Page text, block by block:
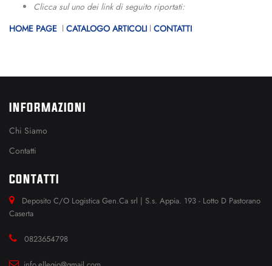
Clicca sul uno dei link di seguito riportati:
HOME PAGE l CATALOGO ARTICOLI l CONTATTI
INFORMAZIONI
Chi Siamo
Contatti
CONTATTI
Deposito C/O Logistica Gen.Ca srl | S.s. Appia. 193 - Lotto D Pastorano
Caserta
0823654798